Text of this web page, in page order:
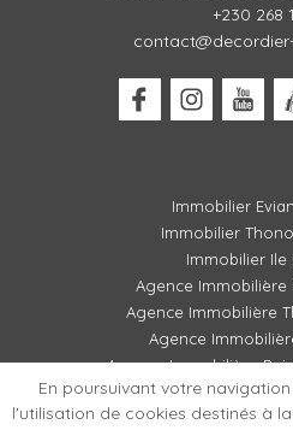
+230 268
Immobilier
Immobilier
Immobilier Ile
Agence Immobilière
Agence Immobilière
Agence
Agence Immobilière
En poursuivant votre
l'utilisation de cookies destinés à